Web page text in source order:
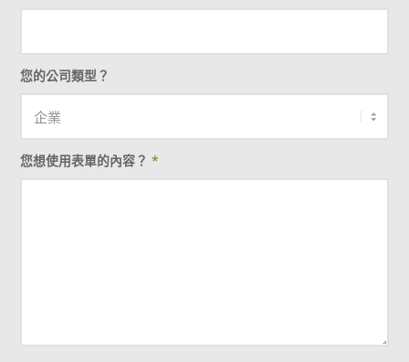
您的公司類型？
您想使用表單的內容？*